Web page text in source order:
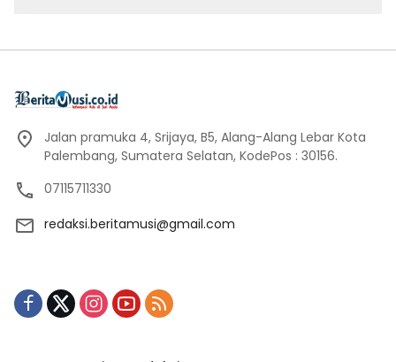
Jalan pramuka 4, Srijaya, B5, Alang-Alang Lebar Kota
Palembang, Sumatera Selatan, KodePos : 30156.
07115711330
redaksi.beritamusi@gmail.com